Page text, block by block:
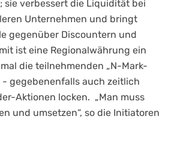
sie verbessert die Liquidität bei
Unternehmen und bringt
gegenüber Discountern und
ist eine Regionalwährung ein
die teilnehmenden „N-Mark-
- gegebenenfalls auch zeitlich
Aktionen locken. „Man muss
und umsetzen“, so die Initiatoren